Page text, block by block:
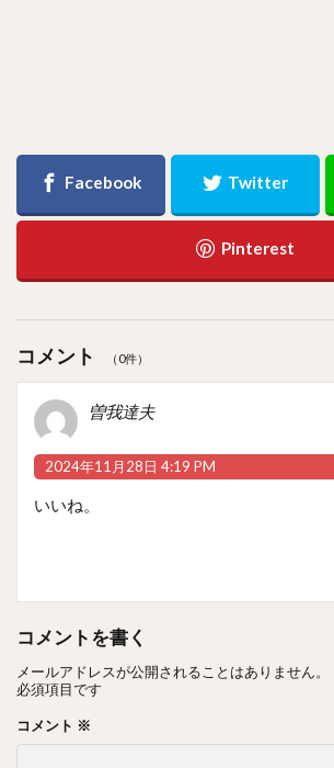
コメント （0件）
曽我達夫
2024年11月28日 4:19 PM
いいね。
コメントを書く
メールアドレスが公開されることはありません。
必須項目です
コメント ※